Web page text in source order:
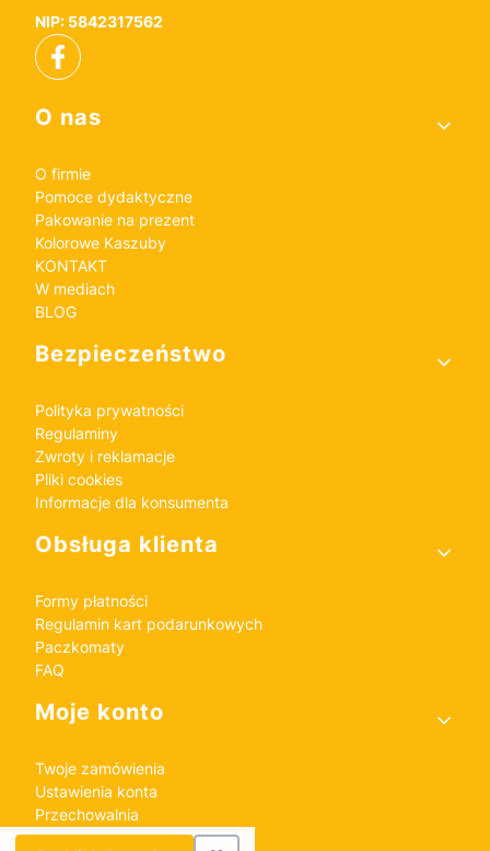
NIP: 5842317562
Linki w stopce
O nas
O firmie
Pomoce dydaktyczne
Pakowanie na prezent
Kolorowe Kaszuby
KONTAKT
W mediach
BLOG
Bezpieczeństwo
Polityka prywatności
Regulaminy
Zwroty i reklamacje
Pliki cookies
Informacje dla konsumenta
Obsługa klienta
Formy płatności
Regulamin kart podarunkowych
Paczkomaty
FAQ
Moje konto
Twoje zamówienia
Ustawienia konta
Przechowalnia